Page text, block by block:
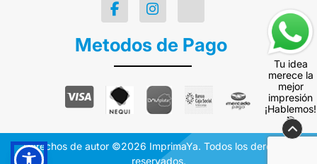
Metodos de Pago
Tu idea
merece la
mejor
impresión
¡Hablemos!
🎯
Derechos de autor ©2026 ImprimaYa. Todos los derechos
reservados.